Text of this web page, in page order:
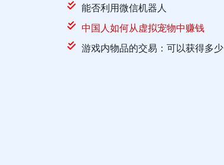
能否利用微信机器人
中国人如何从虚拟宠物中赚钱
游戏内物品的交易：可以获得多少